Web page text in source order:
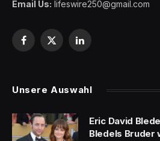
Email Us: lifeswire250@gmail.com
Facebook
X
LinkedIn
Unsere Auswahl
Eric David
Bledels Bruder